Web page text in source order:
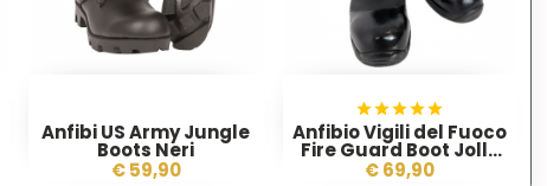
Anfibi US Army Jungle
Boots Neri
€ 59,90
Anfibio Vigili del Fuoco
Fire Guard Boot Jolly
Italia
€ 69,90